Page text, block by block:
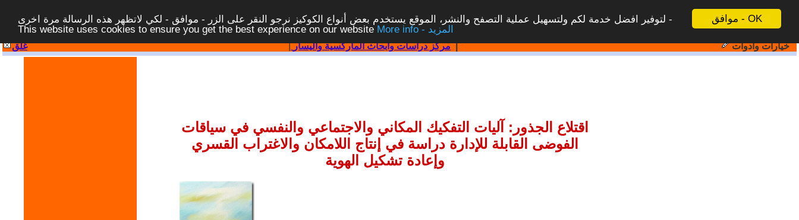
موافق - OK
لتوفير افضل خدمة لكم ولتسهيل عملية التصفح والنشر، الموقع يستخدم بعض أنواع الكوكيز نرجو النقر على الزر - موافق - لكي لاتظهر هذه الرسالة مرة اخرى -
This website uses cookies to ensure you get the best experience on our website
More info - المزيد
غلق | مركز دراسات وابحاث الماركسية واليسار| خيارات وادوات
اقتلاع الجذور: آليات التفكيك المكاني والاجتماعي والنفسي في سياقات
الفوضى القابلة للإدارة دراسة في إنتاج اللامكان والاغتراب القسري
وإعادة تشكيل الهوية